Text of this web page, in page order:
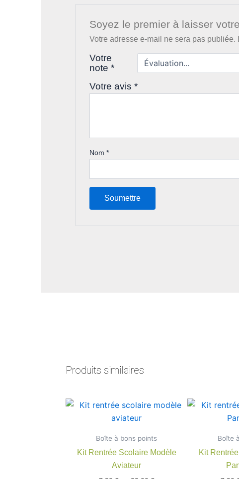
Soyez le premier à laisser
Votre adresse e-mail ne sera pas publiée.
Votre
note *
Votre avis *
Nom *
Produits similaires
Boîte à bons points
Kit Rentrée Scolaire Modèle
Aviateur
Plage
à
22,00 €
Ce
variations.
Boîte
Kit